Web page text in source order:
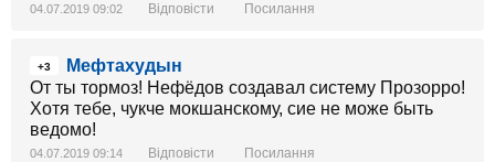
04.07.2019 09:02 Відповісти Посилання
+3
Мефтахудын
От ты тормоз! Нефёдов создавал систему Прозорро!
Хотя тебе, чукче мокшанскому, сие не може быть
ведомо!
04.07.2019 09:14 Відповісти Посилання